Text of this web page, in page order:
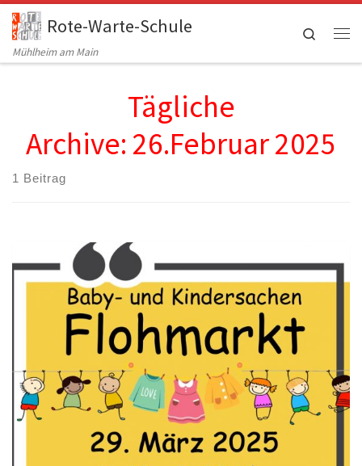
Zum Inhalt springen
Rote-Warte-Schule
Mühlheim am Main
Search
Tägliche
Archive: 26.Februar 2025
1 Beitrag